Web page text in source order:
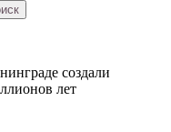
создали
лет